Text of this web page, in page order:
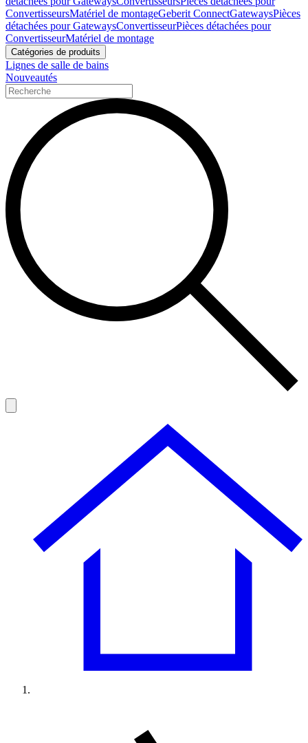
ConvertisseursMatériel de montageGeberit ConnectGatewaysPièces
détachées pour GatewaysConvertisseurPièces détachées pour
ConvertisseurMatériel de montage
Catégories de produits
Lignes de salle de bains
Nouveautés